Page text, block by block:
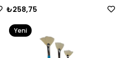
₺258,75
Yeni